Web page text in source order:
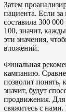
Затем
пациента. Если
составила 300
100, значит,
эти значения,
вложений.
Финальная
кампанию.
позволит понять,
значит, будут
продвижения. Для
свяжитесь с